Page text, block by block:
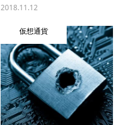
2018.11.12
仮想通貨